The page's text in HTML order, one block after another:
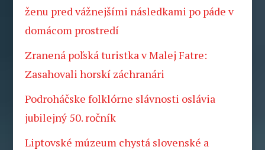
ženu pred vážnejšími následkami po páde v
domácom prostredí
Zranená poľská turistka v Malej Fatre:
Zasahovali horskí záchranári
Podroháčske folklórne slávnosti oslávia
jubilejný 50. ročník
Liptovské múzeum chystá slovenské a